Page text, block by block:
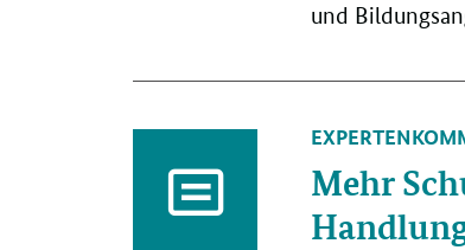
und
Mehr